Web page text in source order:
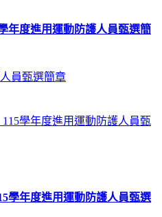
年度進用運動防護人員甄選簡
員甄選簡章
學年度進用運動防護人員甄選